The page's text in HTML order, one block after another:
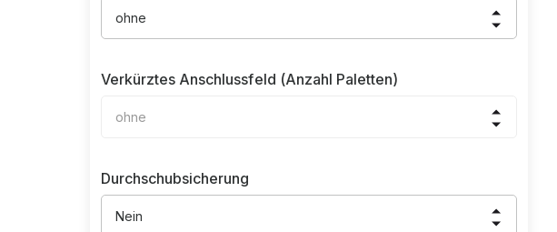
ohne
Verkürztes Anschlussfeld (Anzahl Paletten)
ohne
Durchschubsicherung
Nein